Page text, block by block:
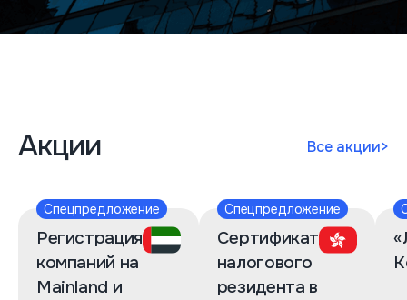
Акции Все акции>
Спецпредложение
Регистрация
компаний на
Mainland и
Спецпредложение
Сертификат
налогового
резидента в